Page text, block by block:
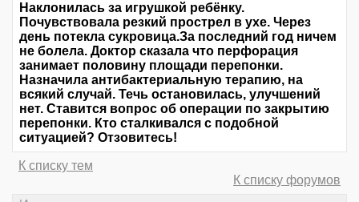
Наклонилась за игрушкой ребёнку.
Почувствовала резкий прострел в ухе. Через
день потекла сукровица.За последний год ничем
не болела. Доктор сказала что перфорация
занимает половину площади перепонки.
Назначила антибактериальную терапию, на
всякий случай. Течь остановилась, улучшений
нет. Ставится вопрос об операции по закрытию
перепонки. Кто сталкивался с подобной
ситуацией? Отзовитесь!
К списку тем
К списку форумов